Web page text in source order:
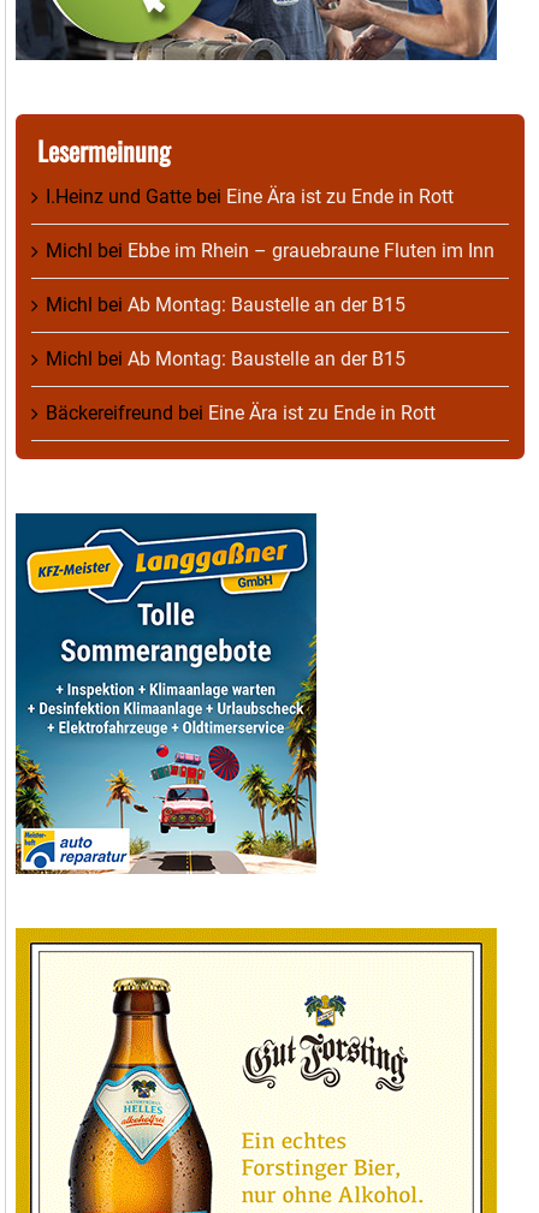
Lesermeinung
I.Heinz und Gatte bei Eine Ära ist zu Ende in Rott
Michl bei Ebbe im Rhein – grauebraune Fluten im Inn
Michl bei Ab Montag: Baustelle an der B15
Michl bei Ab Montag: Baustelle an der B15
Bäckereifreund bei Eine Ära ist zu Ende in Rott